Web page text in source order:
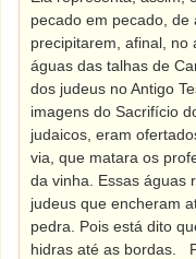
pecado em pecado,
precipitarem, afinal, no
águas das talhas de
dos judeus no Antigo
imagens do Sacrifício
judaicos, eram
via, que matara os
da vinha. Essas águas
judeus que encheram
pedra. Pois está dito
hidras até as bordas.